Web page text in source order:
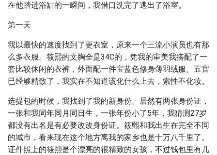
在他踏进浴缸的一瞬间，我借口洗完了逃出了浴室。
第一天
我以最快的速度找到了更衣室，原来一个三流小演员也有那
么多衣服。筱熙的文胸全是34C的，凭我的审美我搭配了一
套比较休闲的衣裤，外面配一件宝蓝色修身薄羽绒服。五官
已经够精致了，我实在不知道该化什么上去，索性不化妆。
选提包的时候，我找到了我的新身份。居然有两张身份证，
一张和我同年同月同日生，一张年份小了5年，我猜测27岁
都没有出名是有必要改改身份证。筱熙和我出生在完全不同
的城市，看来现在这个地方离我的家乡也是十万八千里了。
证件照上的筱熙是个漂亮的很精致的女孩，不过钱包里有几